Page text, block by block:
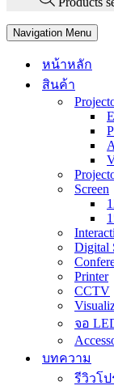
Navigation Menu
หน้าหลัก
สินค้า
Screen
Digital
Printer
CCTV
จอ
บทความ
รีวิวโป